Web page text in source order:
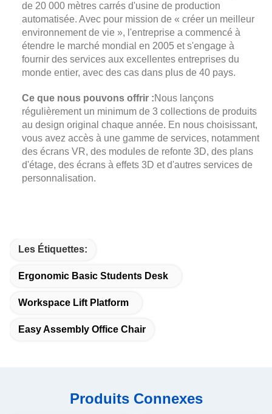
de 20 000 mètres carrés d'usine de production
automatisée. Avec pour mission de « créer un meilleur
environnement de vie », l'entreprise a commencé à
étendre le marché mondial en 2005 et s'engage à
fournir des services aux excellentes entreprises du
monde entier, avec des cas dans plus de 40 pays.
Ce que nous pouvons offrir :Nous lançons
régulièrement un minimum de 3 collections de produits
au design original chaque année. En nous choisissant,
vous avez accès à une gamme de services, notamment
des écrans VR, des modules de refonte 3D, des plans
d'étage, des écrans à effets 3D et d'autres services de
personnalisation.
Les Étiquettes:
Ergonomic Basic Students Desk
Workspace Lift Platform
Easy Assembly Office Chair
Produits Connexes